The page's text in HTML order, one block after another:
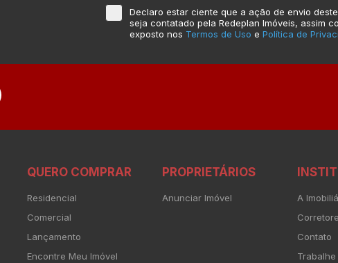
Declaro estar ciente que a ação de envio
seja contatado pela Redeplan Imóveis, assim
exposto nos Termos de Uso e Política de
QUERO COMPRAR
Residencial
Comercial
Lançamento
Encontre Meu Imóvel
PROPRIETÁRIOS
Anunciar Imóvel
A
Contato